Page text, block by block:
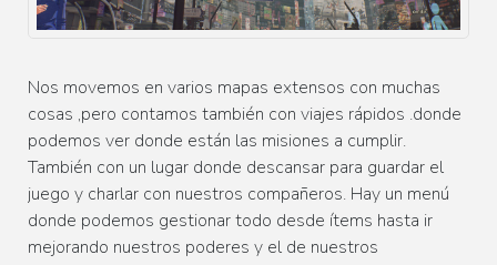
Nos movemos en varios mapas extensos con muchas
cosas ,pero contamos también con viajes rápidos .donde
podemos ver donde están las misiones a cumplir.
También con un lugar donde descansar para guardar el
juego y charlar con nuestros compañeros. Hay un menú
donde podemos gestionar todo desde ítems hasta ir
mejorando nuestros poderes y el de nuestros